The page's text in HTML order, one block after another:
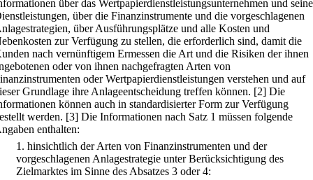
über das Wertpapierdienstleistungsunternehmen und seine
über die Finanzinstrumente und die vorgeschlagenen
über Ausführungsplätze und alle Kosten und
zur Verfügung zu stellen, die erforderlich sind, damit die
nach vernünftigem Ermessen die Art und die Risiken der ihnen
oder von ihnen nachgefragten Arten von
oder Wertpapierdienstleistungen verstehen und auf
Grundlage ihre Anlageentscheidung treffen können. [2] Die
können auch in standardisierter Form zur Verfügung
werden. [3] Die Informationen nach Satz 1 müssen folgende
enthalten:
1. hinsichtlich der Arten von Finanzinstrumenten und der
vorgeschlagenen Anlagestrategie unter Berücksichtigung des
Zielmarktes im Sinne des Absatzes 3 oder 4: